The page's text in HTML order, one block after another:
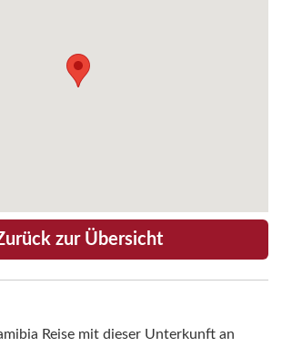
zur Übersicht
Reise mit dieser Unterkunft an